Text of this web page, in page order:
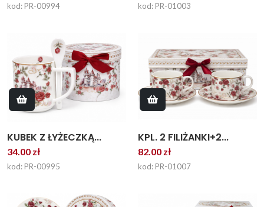
kod: PR-00994 kod: PR-01003
KUBEK Z ŁYŻECZKĄ...
34.00 zł
kod: PR-00995
KPL. 2 FILIŻANKI+2...
82.00 zł
kod: PR-01007